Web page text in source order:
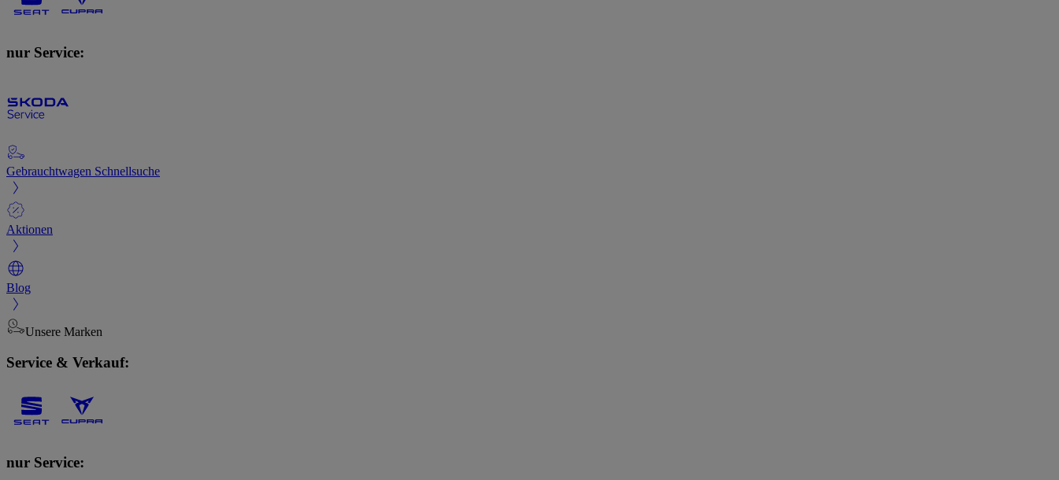
nur Service:
Gebrauchtwagen Schnellsuche
Aktionen
Blog
Unsere Marken
Service & Verkauf:
nur Service: